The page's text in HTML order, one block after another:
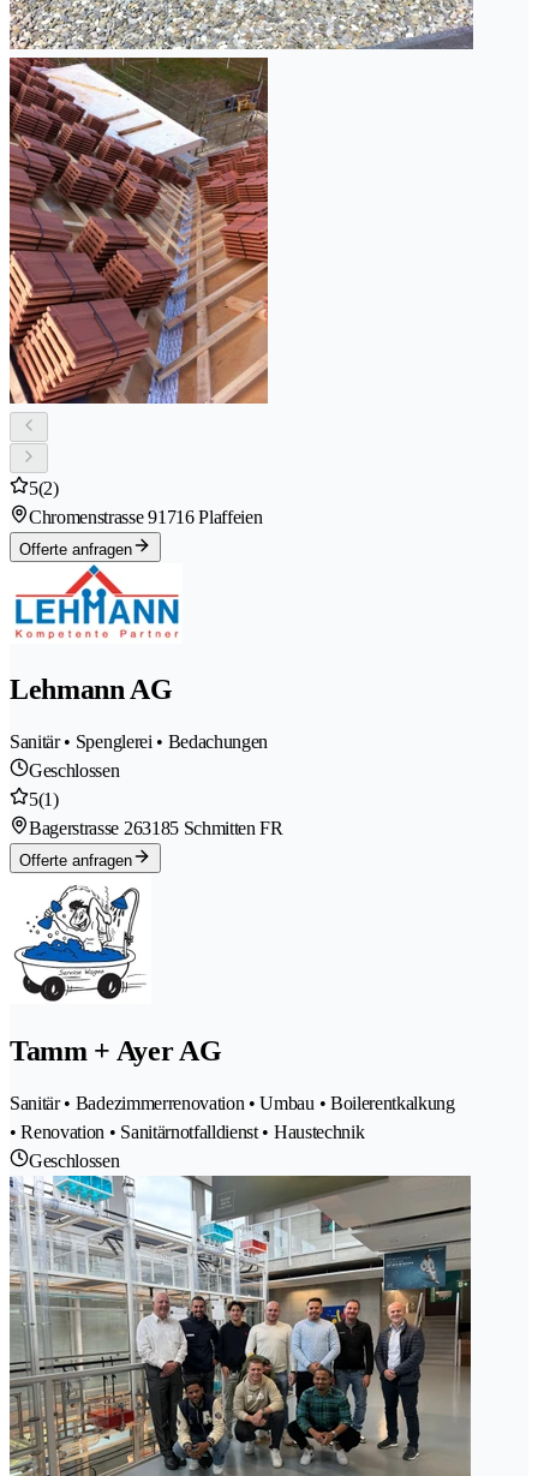
5(2)
Chromenstrasse 91716 Plaffeien
Offerte anfragen
Lehmann AG
Sanitär • Spenglerei • Bedachungen
Geschlossen
5(1)
Bagerstrasse 263185 Schmitten FR
Offerte anfragen
Tamm + Ayer AG
Sanitär • Badezimmerrenovation • Umbau • Boilerentkalkung
• Renovation • Sanitärnotfalldienst • Haustechnik
Geschlossen